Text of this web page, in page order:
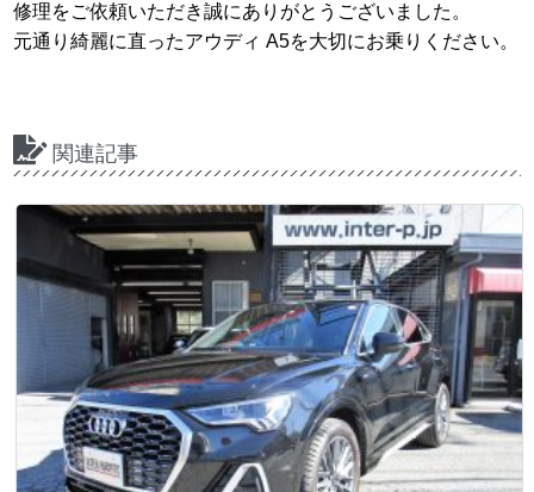
修理をご依頼いただき誠にありがとうございました。
元通り綺麗に直ったアウディ A5を大切にお乗りください。
関連記事